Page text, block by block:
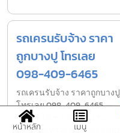
รถเครนรับจ้าง ราคา
ถูกบางปู โทรเลย
098-409-6465
รถเครนรับจ้าง ราคาถูกบางปู
โทรเลย 098-409-6465 —
บริการให้เช่า รถเครน รถ
เฮี๊ยบ รถเทรลเลอร์ และรถ 10
หน้าหลัก เมนู